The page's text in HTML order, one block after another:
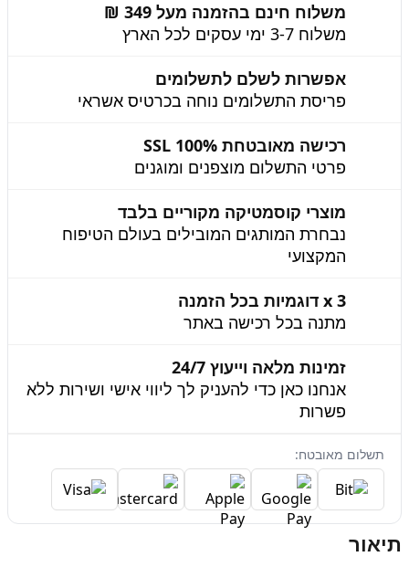
משלוח חינם בהזמנה מעל 349 ₪
משלוח 3-7 ימי עסקים לכל הארץ
אפשרות לשלם לתשלומים
פריסת התשלומים נוחה בכרטיס אשראי
רכישה מאובטחת 100% SSL
פרטי התשלום מוצפנים ומוגנים
מוצרי קוסמטיקה מקוריים בלבד
נבחרת המותגים המובילים בעולם הטיפוח
המקצועי
3 x דוגמיות בכל הזמנה
מתנה בכל רכישה באתר
זמינות מלאה וייעוץ 24/7
אנחנו כאן כדי להעניק לך ליווי אישי ושירות ללא
פשרות
תשלום מאובטח:
תיאור